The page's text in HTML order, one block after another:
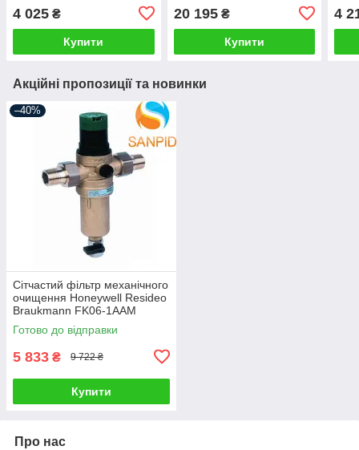
4 025 ₴
Купити
Resideo Braukmann F76S-
3/4AA
20 195₴
Купити
4
Акційні пропозиції та новинки
–40%
Сітчастий фільтр механічного
очищення Honeywell Resideo
Braukmann FK06-1AAM
Готово до відправки
5 833 ₴ 9 722 ₴
Купити
Про нас